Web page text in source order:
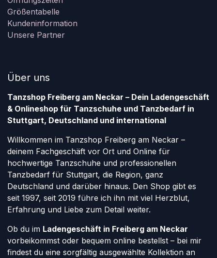
Größentabelle
Kundeninformation
Unsere Partner
Über uns
Tanzshop Freiberg am Neckar – Dein Ladengeschäft
& Onlineshop für Tanzschuhe und Tanzbedarf in
Stuttgart, Deutschland und international
Willkommen im Tanzshop Freiberg am Neckar –
deinem Fachgeschäft vor Ort und Online für
hochwertige Tanzschuhe und professionellen
Tanzbedarf für Stuttgart, die Region, ganz
Deutschland und darüber hinaus. Den Shop gibt es
seit 1997, seit 2019 führe ich ihn mit viel Herzblut,
Erfahrung und Liebe zum Detail weiter.
Ob du im Ladengeschäft in Freiberg am Neckar
vorbeikommst oder bequem online bestellst – bei mir
findest du eine sorgfältig ausgewählte Kollektion an